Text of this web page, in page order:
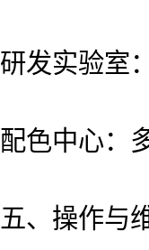
研发实验室
配色中心：
五、操作与